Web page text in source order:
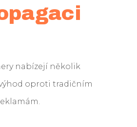
nabízejí několik
oproti tradičním